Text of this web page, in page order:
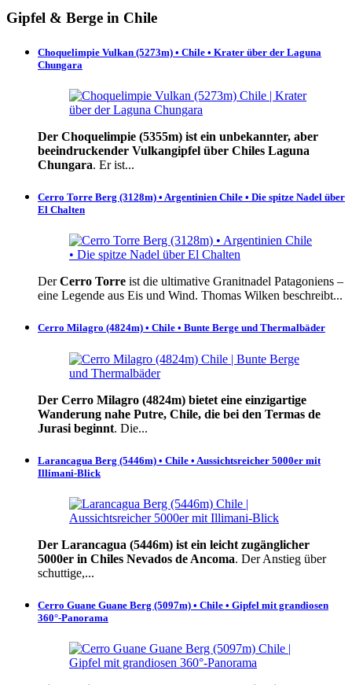
Gipfel & Berge in Chile
Choquelimpie Vulkan (5273m) • Chile • Krater über der Laguna
Chungara
Der Choquelimpie (5355m) ist ein unbekannter, aber
beeindruckender Vulkangipfel über Chiles Laguna
Chungara. Er ist...
Cerro Torre Berg (3128m) • Argentinien Chile • Die spitze Nadel über
El Chalten
DerCerro Torre ist die ultimative Granitnadel Patagoniens –
eine Legende aus Eis und Wind. Thomas Wilken beschreibt...
Cerro Milagro (4824m) • Chile • Bunte Berge und Thermalbäder
Der Cerro Milagro (4824m) bietet eine einzigartige
Wanderung nahe Putre, Chile, die bei den Termas de
Jurasi beginnt. Die...
Larancagua Berg (5446m) • Chile • Aussichtsreicher 5000er mit
Illimani-Blick
Der Larancagua (5446m) ist ein leicht zugänglicher
5000er in Chiles Nevados de Ancoma. Der Anstieg über
schuttige,...
Cerro Guane Guane Berg (5097m) • Chile • Gipfel mit grandiosen
360°-Panorama